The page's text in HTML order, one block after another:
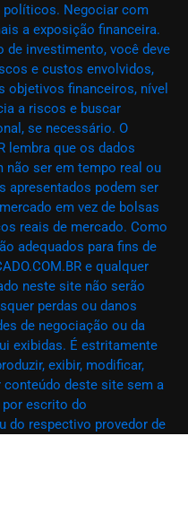
Negociar com
a exposição financeira.
de investimento, você deve
e custos envolvidos,
objetivos financeiros, nível
a riscos e buscar
se necessário. O
lembra que os dados
não ser em tempo real ou
apresentados podem ser
em vez de bolsas
reais de mercado. Como
adequados para fins de
e qualquer
neste site não serão
perdas ou danos
de negociação ou da
exibidas. É estritamente
exibir, modificar,
deste site sem a
escrito do
do respectivo provedor de